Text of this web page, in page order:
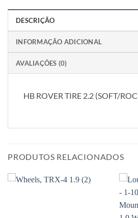
DESCRIÇÃO
INFORMAÇÃO ADICIONAL
AVALIAÇÕES (0)
HB ROVER TIRE 2.2 (SOFT/
PRODUTOS RELACIONADOS